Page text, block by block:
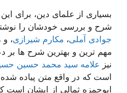
بسیاری از علمای دین، برای
شرح و بررسی خودشان را
جوادی آملی، مکارم شیرازی، و
مهم ترین و بهترین شرح ها بر
نیز علامه سید محمد حسین
است که در واقع متن پیاده
ابوحمزه ثمالی از ایشان است